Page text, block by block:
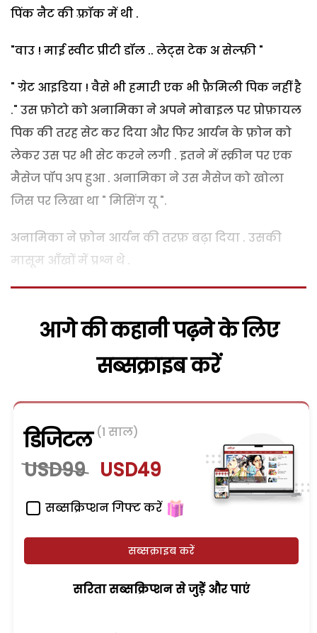
पिंक नैट की फ़्रॉक में थी .
"वाउ ! माई स्वीट प्रीटी डॉल .. लेट्स टेक अ सेल्फ़ी "
" ग्रेट आइडिया ! वैसे भी हमारी एक भी फ़ैमिली पिक नहीं है
." उस फ़ोटो को अनामिका ने अपने मोबाइल पर प्रोफ़ायल
पिक की तरह सेट कर दिया और फिर आर्यन के फ़ोन को
लेकर उस पर भी सेट करने लगी . इतने में स्क्रीन पर एक
मैसेज पॉप अप हुआ . अनामिका ने उस मैसेज को खोला
जिस पर लिखा था " मिसिंग यू ".
अनामिका ने फ़ोन आर्यन की तरफ़ बढ़ा दिया . उसकी
मासूम आँखों में प्रश्न थे .
आगे की कहानी पढ़ने के लिए
सब्सक्राइब करें
डिजिटल (1 साल)
USD99 USD49
सब्सक्रिप्शन गिफ्ट करें
सब्सक्राइब करें
सरिता सब्सक्रिप्शन से जुड़ेें और पाएं